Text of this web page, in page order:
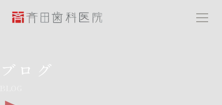
斉田歯科医院
ブログ